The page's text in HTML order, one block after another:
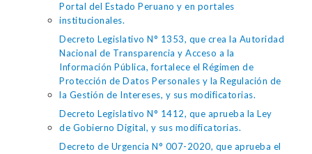
Portal del Estado Peruano y en portales
institucionales.
Decreto Legislativo N° 1353, que crea la Autoridad
Nacional de Transparencia y Acceso a la
Información Pública, fortalece el Régimen de
Protección de Datos Personales y la Regulación de
la Gestión de Intereses, y sus modificatorias.
Decreto Legislativo N° 1412, que aprueba la Ley
de Gobierno Digital, y sus modificatorias.
Decreto de Urgencia N° 007-2020, que aprueba el